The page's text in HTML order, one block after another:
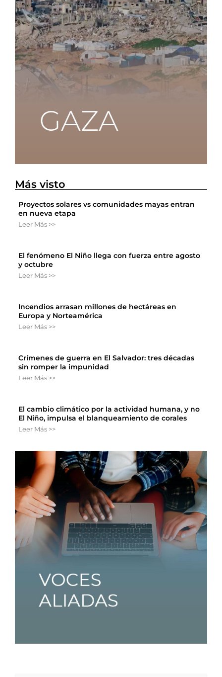
Más visto
Proyectos solares vs comunidades mayas entran
en nueva etapa
Leer Más >>
El fenómeno El Niño llega con fuerza entre agosto
y octubre
Leer Más >>
Incendios arrasan millones de hectáreas en
Europa y Norteamérica
Leer Más >>
Crímenes de guerra en El Salvador: tres décadas
sin romper la impunidad
Leer Más >>
El cambio climático por la actividad humana, y no
El Niño, impulsa el blanqueamiento de corales
Leer Más >>